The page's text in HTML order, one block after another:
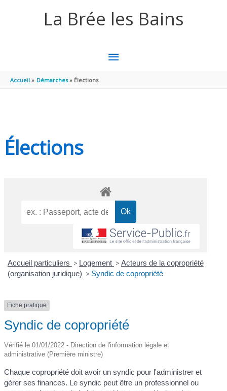
La Brée les Bains
MENU
Accueil Démarches Élections
Élections
Accueil particuliers > Logement > Acteurs de la copropriété
(organisation juridique) > Syndic de copropriété
Fiche pratique
Syndic de copropriété
Vérifié le 01/01/2022 - Direction de l'information légale et
administrative (Première ministre)
Chaque copropriété doit avoir un syndic pour l'administrer et
gérer ses finances. Le syndic peut être un professionnel ou